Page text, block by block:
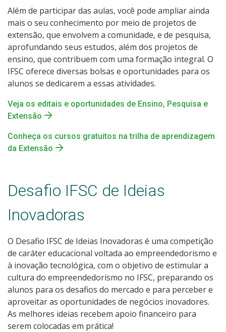
Além de participar das aulas, você pode ampliar ainda
mais o seu conhecimento por meio de projetos de
extensão, que envolvem a comunidade, e de pesquisa,
aprofundando seus estudos, além dos projetos de
ensino, que contribuem com uma formação integral. O
IFSC oferece diversas bolsas e oportunidades para os
alunos se dedicarem a essas atividades.
Veja os editais e oportunidades de Ensino, Pesquisa e
Extensão
Conheça os cursos gratuitos na trilha de aprendizagem
da Extensão
Desafio IFSC de Ideias
Inovadoras
O Desafio IFSC de Ideias Inovadoras é uma competição
de caráter educacional voltada ao empreendedorismo e
à inovação tecnológica, com o objetivo de estimular a
cultura do empreendedorismo no IFSC, preparando os
alunos para os desafios do mercado e para perceber e
aproveitar as oportunidades de negócios inovadores.
As melhores ideias recebem apoio financeiro para
serem colocadas em prática!